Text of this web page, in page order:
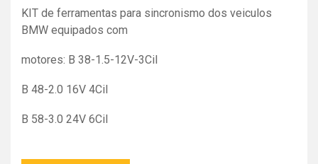
KIT de ferramentas para sincronismo dos veiculos
BMW equipados com
motores: B 38-1.5-12V-3Cil
B 48-2.0 16V 4Cil
B 58-3.0 24V 6Cil